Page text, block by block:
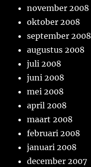
november 2008
oktober 2008
september 2008
augustus 2008
juli 2008
juni 2008
mei 2008
april 2008
maart 2008
februari 2008
januari 2008
december 2007